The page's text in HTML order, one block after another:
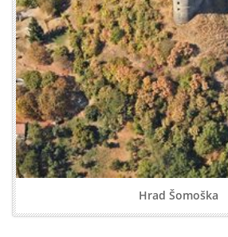
Hrad Šomoška